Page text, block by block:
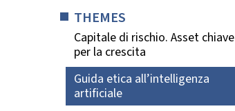
THEMES
Capitale di rischio. Asset chiave
per la crescita
Guida etica all’intelligenza
artificiale